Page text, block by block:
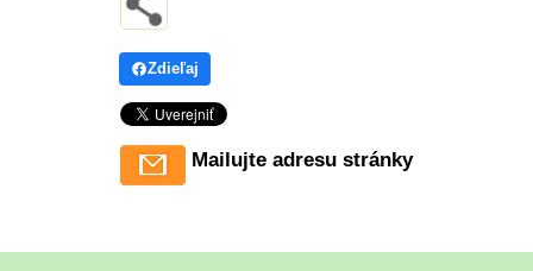
Zdieľaj
Mailujte adresu stránky